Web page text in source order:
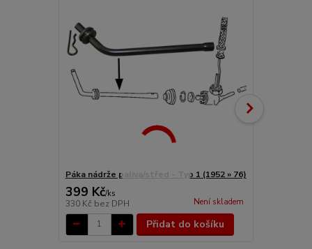
Páka nádrže paliva/střed - Typ 1 (1952 » 76)
399 Kč/ks
330 Kč bez DPH Není skladem
Přidat do košíku